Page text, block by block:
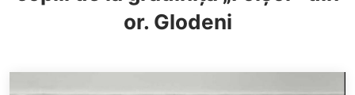
or. Glodeni